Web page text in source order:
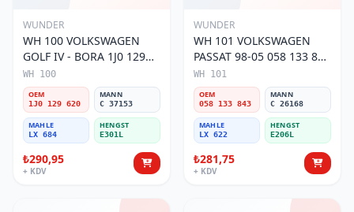
WUNDER
WH 100 VOLKSWAGEN
GOLF IV - BORA 1J0 129
620 Hava Filtresi
WH 100
OEM
1J0 129 620
MANN
C 37153
MAHLE
LX 684
HENGST
E301L
₺290,95
+ KDV
WUNDER
WH 101 VOLKSWAGEN
PASSAT 98-05 058 133 843
Hava Filtresi
WH 101
OEM
058 133 843
MANN
C 26168
MAHLE
LX 622
HENGST
E206L
₺281,75
+ KDV